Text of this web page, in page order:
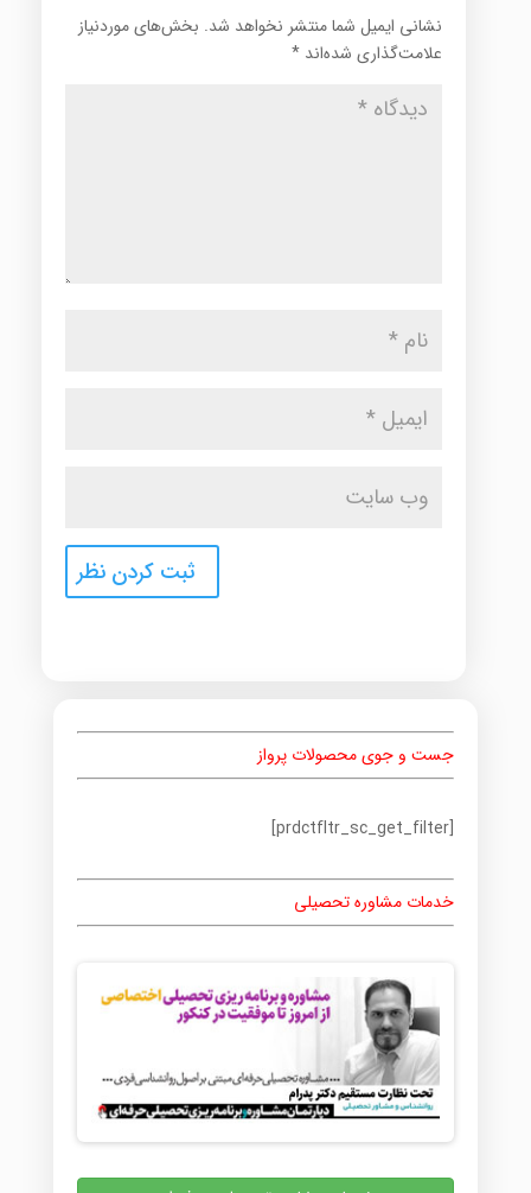
نشانی ایمیل شما منتشر نخواهد شد. بخش‌های موردنیاز
علامت‌گذاری شده‌اند *
جست و جوی محصولات پرواز
[prdctfltr_sc_get_filter]
خدمات مشاوره تحصیلی